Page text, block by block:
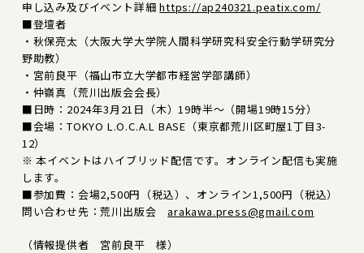
申し込み及びイベント詳細https://ap240321.peatix.com/
■登壇者
・秋保亮太（大阪大学大学院人間科学研究科安全行動学研究分
野助教）
・宮前良平（福山市立大学都市経営学部講師）
・仲嶺真（荒川出版会会長）
■日時：2024年3月21日（木）19時半～（開場19時15分）
■会場：TOKYO L.O.C.A.L BASE（東京都荒川区町屋1丁目3-
12）
※ 本イベントはハイブリッド配信です。オンライン配信も実施
します。
■参加費：会場2,500円（税込）、オンライン1,500円（税込）
問い合わせ先：荒川出版会 arakawa.press@gmail.com
（情報提供者 宮前良平 様）